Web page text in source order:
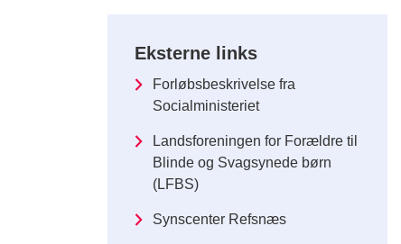
Eksterne links
Forløbsbeskrivelse fra
Socialministeriet
Landsforeningen for Forældre til
Blinde og Svagsynede børn
(LFBS)
Synscenter Refsnæs